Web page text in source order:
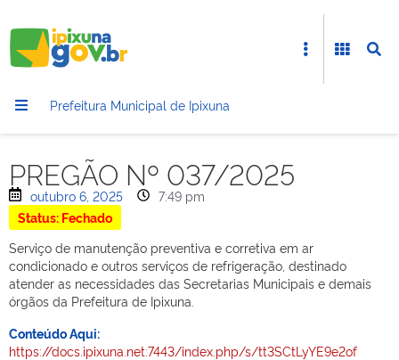
Prefeitura Municipal de Ipixuna
PREGÃO Nº 037/2025
outubro 6, 2025
7:49 pm
Status: Fechado
Serviço de manutenção preventiva e corretiva em ar
condicionado e outros serviços de refrigeração, destinado
atender as necessidades das Secretarias Municipais e demais
órgãos da Prefeitura de Ipixuna.
Conteúdo Aqui:
https://docs.ipixuna.net:7443/index.php/s/tt3SCtLyYE9e2of